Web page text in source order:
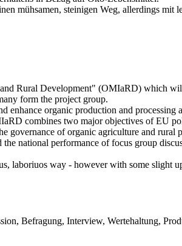
mühsamen, steinigen Weg, allerdings
Rural Development" (OMIaRD) which
form the project group.
organic production and
combines two major objectives of EU
governance of organic agriculture and rural
national performance of focus group
laboriuos way - however with some slight
Befragung, Interview, Wertehaltung,